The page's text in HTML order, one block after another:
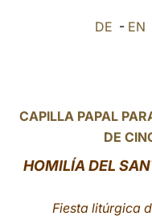
DE - EN
CAPILLA PAPAL
DE
HOMILÍA DEL
Fiesta litúrgica